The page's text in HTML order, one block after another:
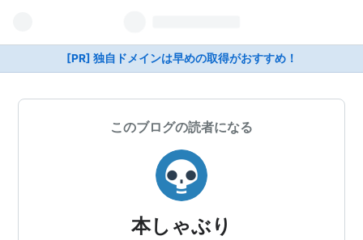
[PR] 独自ドメインは早めの取得がおすすめ！
このブログの読者になる
本しゃぶり